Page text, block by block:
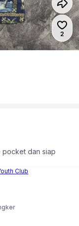
2
pocket dan siap
Club